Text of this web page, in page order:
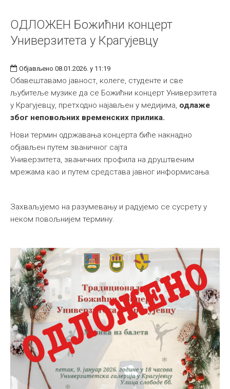
ОДЛОЖЕН Божићни концерт
Универзитета у Крагујевцу
Објављено 08.01.2026. у 11:19
Обавештавамо јавност, колеге, студенте и све
љубитеље музике да се Божићни концерт Универзитета
у Крагујевцу, претходно најављен у медијима, одлаже
због неповољних временских прилика.
Нови термин одржавања концерта биће накнадно
објављен путем званичног сајта
Универзитета, званичних профила на друштвеним
мрежама као и путем средстава јавног информисања.
Захваљујемо на разумевању и радујемо се сусрету у
неком повољнијем термину.